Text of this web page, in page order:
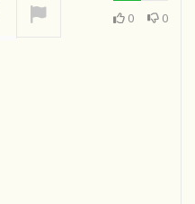
0 0